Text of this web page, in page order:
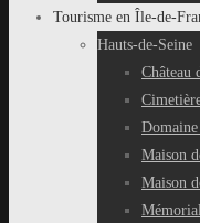
Tourisme en Île-de-
Hauts-de-Seine
Château
Maison
Maison